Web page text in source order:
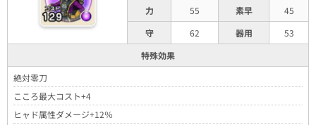
力 55 素早
45
守
62 器用
53
特殊効果
絶対零刀
こころ最大コスト+4
ヒャド属性ダメージ+12％